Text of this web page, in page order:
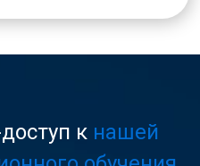
к нашей